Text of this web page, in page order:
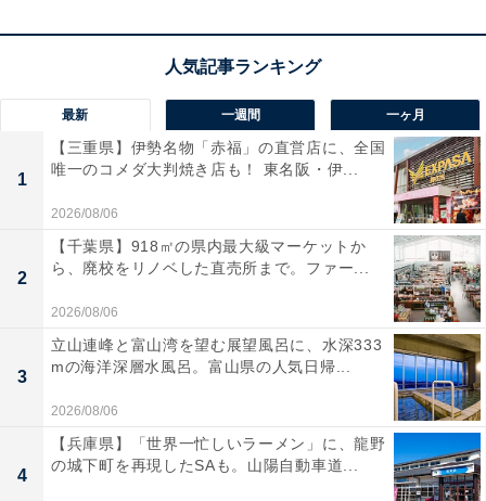
クト設計で車内の邪魔にならず、どこにでもスッと設置
可能です。
ユーザーからは「設定なしですぐ使えた」「音声案内が
最新 一週間 一ヶ月
1
【三重県】伊勢名物「赤福」の直営店に、全国
唯一のコメダ大判焼き店も！ 東名阪・伊...
2026/08/06
2
【千葉県】918㎡の県内最大級マーケットか
ら、廃校をリノベした直売所まで。ファー...
2026/08/06
3
立山連峰と富山湾を望む展望風呂に、水深333
mの海洋深層水風呂。富山県の人気日帰...
2026/08/06
4
【兵庫県】「世界一忙しいラーメン」に、龍野
の城下町を再現したSAも。山陽自動車道...